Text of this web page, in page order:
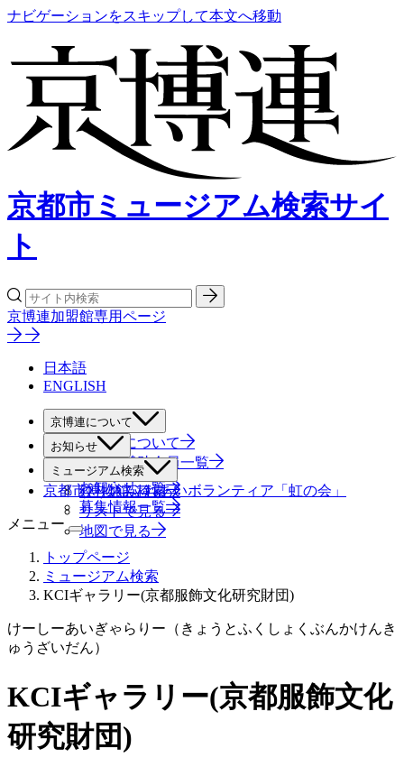
ナビゲーションをスキップして本文へ移動
京都市ミュージアム検索サイ
ト
京博連加盟館専用ページ
日本語
ENGLISH
京博連について
京博連について
役員・賛助会員一覧
お知らせ
すべて
お知らせ一覧
募集情報一覧
ミュージアム検索
絞り込み検索
リストで見る
地図で見る
京都市博物館ふれあいボランティア「虹の会」
メニュー
トップページ
ミュージアム検索
KCIギャラリー(京都服飾文化研究財団)
けーしーあいぎゃらりー（きょうとふくしょくぶんかけんき
ゅうざいだん）
KCIギャラリー(京都服飾文化
研究財団)